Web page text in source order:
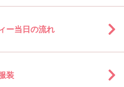
ー当日の流れ
装